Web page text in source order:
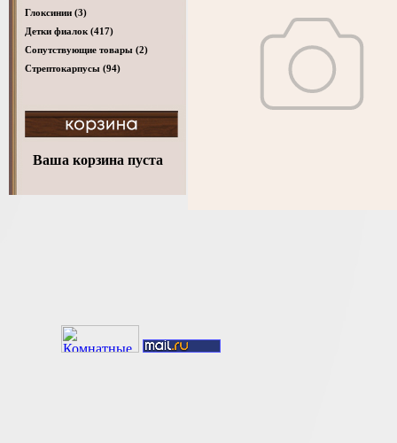
Глоксинии (3)
Детки фиалок (417)
Cопутствующие товары (2)
Стрептокарпусы (94)
Ваша корзина пуста